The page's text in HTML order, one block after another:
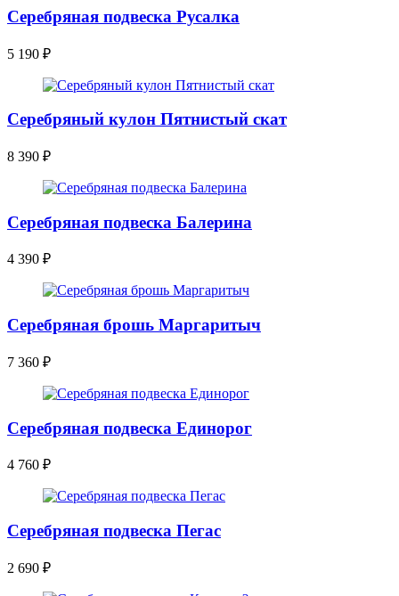
Серебряная подвеска Русалка
5 190 ₽
Серебряный кулон Пятнистый скат
8 390 ₽
Серебряная подвеска Балерина
4 390 ₽
Серебряная брошь Маргаритыч
7 360 ₽
Серебряная подвеска Единорог
4 760 ₽
Серебряная подвеска Пегас
2 690 ₽